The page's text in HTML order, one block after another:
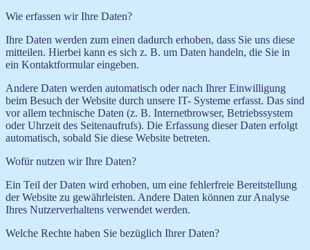
Wie erfassen wir Ihre Daten?
Ihre Daten werden zum einen dadurch erhoben, dass Sie uns diese
mitteilen. Hierbei kann es sich z. B. um Daten handeln, die Sie in
ein Kontaktformular eingeben.
Andere Daten werden automatisch oder nach Ihrer Einwilligung
beim Besuch der Website durch unsere IT- Systeme erfasst. Das sind
vor allem technische Daten (z. B. Internetbrowser, Betriebssystem
oder Uhrzeit des Seitenaufrufs). Die Erfassung dieser Daten erfolgt
automatisch, sobald Sie diese Website betreten.
Wofür nutzen wir Ihre Daten?
Ein Teil der Daten wird erhoben, um eine fehlerfreie Bereitstellung
der Website zu gewährleisten. Andere Daten können zur Analyse
Ihres Nutzerverhaltens verwendet werden.
Welche Rechte haben Sie bezüglich Ihrer Daten?